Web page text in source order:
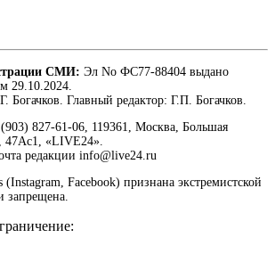
СМИ: Эл No ФС77-88404 выдано
29.10.2024.
Богачков. Главный редактор: Г.П. Богачков.
827-61-06, 119361, Москва, Большая
47Ас1, «LIVE24».
редакции info@live24.ru
Facebook) признана экстремистской
запрещена.